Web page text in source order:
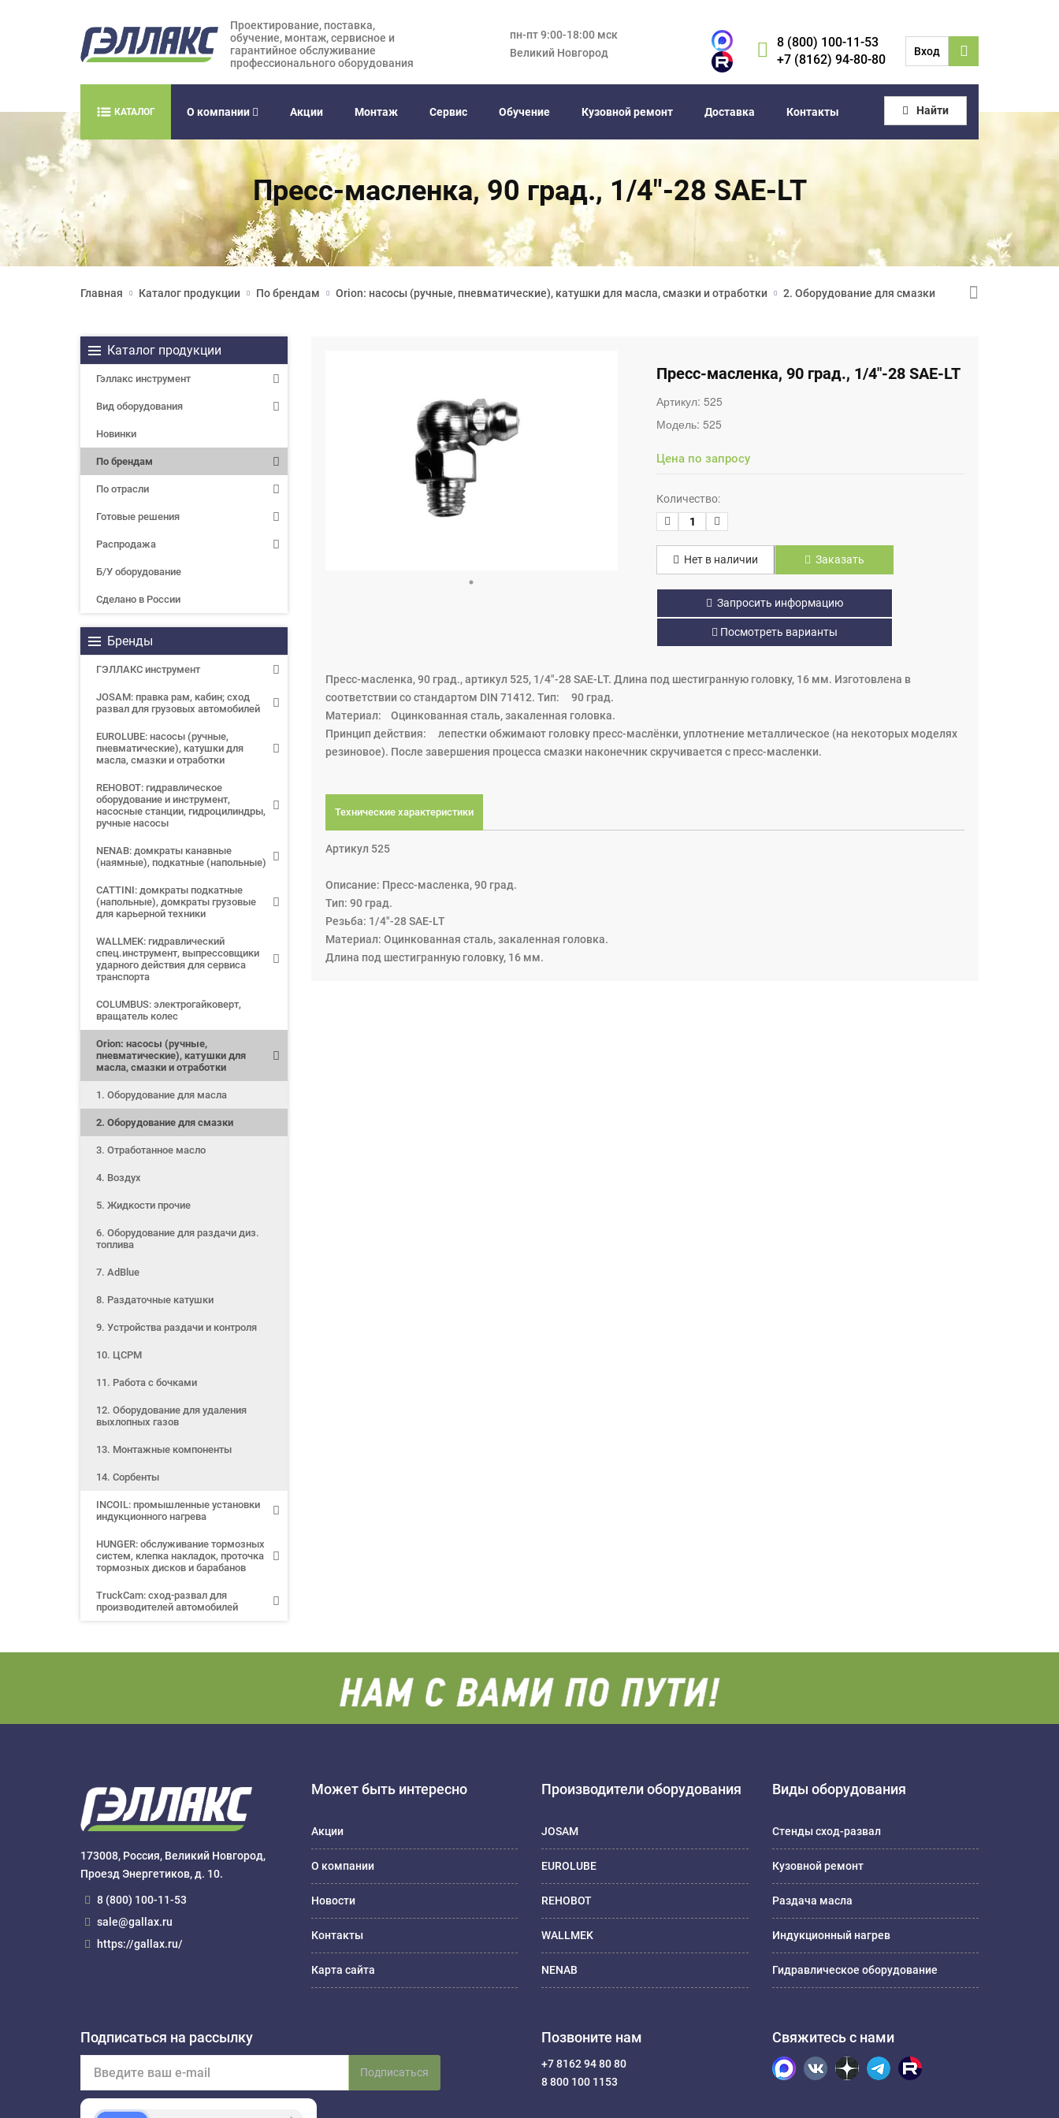
Проектирование, поставка,
обучение, монтаж, сервисное и
гарантийное обслуживание
профессионального оборудования
пн-пт 9:00-18:00 мск
Великий Новгород
8 (800) 100-11-53
+7 (8162) 94-80-80
Вход
КАТАЛОГ О компании Акции Монтаж Сервис Обучение Кузовной ремонт Доставка Контакты Найти
Пресс-масленка, 90 град., 1/4"-28 SAE-LT
Главная Каталог продукции По брендам Orion: насосы (ручные, пневматические), катушки для масла, смазки и отработки 2. Оборудование для смазки
Каталог продукции
Гэллакс инструмент
Вид оборудования
Новинки
По брендам
По отрасли
Готовые решения
Распродажа
Б/У оборудование
Сделано в России
Бренды
ГЭЛЛАКС инструмент
JOSAM: правка рам, кабин; сход
развал для грузовых автомобилей
EUROLUBE: насосы (ручные,
пневматические), катушки для
масла, смазки и отработки
REHOBOT: гидравлическое
оборудование и инструмент,
насосные станции, гидроцилиндры,
ручные насосы
NENAB: домкраты канавные
(наямные), подкатные (напольные)
CATTINI: домкраты подкатные
(напольные), домкраты грузовые
для карьерной техники
WALLMEK: гидравлический
спец.инструмент, выпрессовщики
ударного действия для сервиса
транспорта
COLUMBUS: электрогайковерт,
вращатель колес
Orion: насосы (ручные,
пневматические), катушки для
масла, смазки и отработки
1. Оборудование для масла
2. Оборудование для смазки
3. Отработанное масло
4. Воздух
5. Жидкости прочие
6. Оборудование для раздачи диз.
топлива
7. AdBlue
8. Раздаточные катушки
9. Устройства раздачи и контроля
10. ЦСРМ
11. Работа с бочками
12. Оборудование для удаления
выхлопных газов
13. Монтажные компоненты
14. Сорбенты
INCOIL: промышленные установки
индукционного нагрева
HUNGER: обслуживание тормозных
систем, клепка накладок, проточка
тормозных дисков и барабанов
TruckCam: сход-развал для
производителей автомобилей
Пресс-масленка, 90 град., 1/4"-28 SAE-LT
Артикул:525
Модель:525
Цена по запросу
Количество:
Нет в наличии Заказать
Запросить информацию
Посмотреть варианты
Пресс-масленка, 90 град., артикул 525, 1/4"-28 SAE-LT. Длина под шестигранную головку, 16 мм. Изготовлена в
соответствии со стандартом DIN 71412. Тип: 90 град.
Материал: Оцинкованная сталь, закаленная головка.
Принцип действия: лепестки обжимают головку пресс-маслёнки, уплотнение металлическое (на некоторых моделях
резиновое). После завершения процесса смазки наконечник скручивается с пресс-масленки.
Технические характеристики
Артикул 525
Описание: Пресс-масленка, 90 град.
Тип: 90 град.
Резьба: 1/4"-28 SAE-LT
Материал: Оцинкованная сталь, закаленная головка.
Длина под шестигранную головку, 16 мм.
173008, Россия, Великий Новгород,
Проезд Энергетиков, д. 10.
8 (800) 100-11-53
sale@gallax.ru
https://gallax.ru/
Может быть интересно
Акции
О компании
Новости
Контакты
Карта сайта
Производители оборудования
JOSAM
EUROLUBE
REHOBOT
WALLMEK
NENAB
Виды оборудования
Стенды сход-развал
Кузовной ремонт
Раздача масла
Индукционный нагрев
Гидравлическое оборудование
Подписаться на рассылку
Подписаться
Позвоните нам
+7 8162 94 80 80
8 800 100 1153
Свяжитесь с нами